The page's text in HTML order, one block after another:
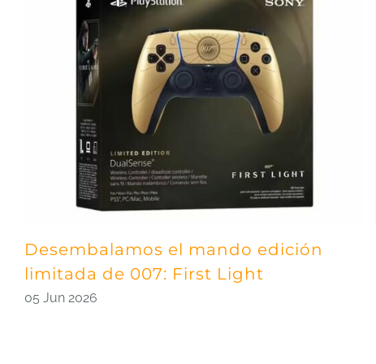
Desembalamos el mando edición
limitada de 007: First Light
05 Jun 2026